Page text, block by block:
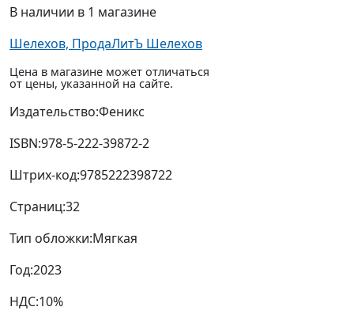
В наличии в 1 магазине
Шелехов, ПродаЛитЪ Шелехов
Цена в магазине может отличаться
от цены, указанной на сайте.
Издательство:Феникс
ISBN:978-5-222-39872-2
Штрих-код:9785222398722
Страниц:32
Тип обложки:Мягкая
Год:2023
НДС:10%